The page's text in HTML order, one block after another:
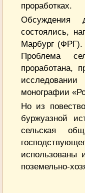
проработках.
Обсуждения
состоялись,
Марбург (ФРГ).
Проблема
проработана,
монографии
Но из
буржуазной
сельская
использованы
поземельно-